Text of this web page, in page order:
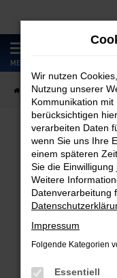
Zum
Hauptinhalt
springen
MENÜ
Startseite
Fehler:
Beim Laden ist
Hier sind ein
Wir nutzen
Nutzung unserer
Kommunikation
berücksichtigen
verarbeiten Daten
wenn Sie uns Ihre
einem späteren
Sie die
Weitere
Datenverarbeitung
Impressum
Folgende Kategorien
Essentiell